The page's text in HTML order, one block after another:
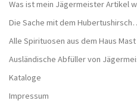
Was ist mein Jägermeister Artikel
Die Sache mit dem
Alle Spirituosen aus dem Haus
Ausländische Abfüller von
Kataloge
Impressum